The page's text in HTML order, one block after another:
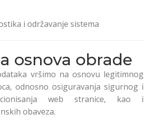
i održavanje sistema
osnova obrade
vršimo na osnovu legitimnog
odnosno osiguravanja sigurnog i
web stranice, kao i
obaveza.